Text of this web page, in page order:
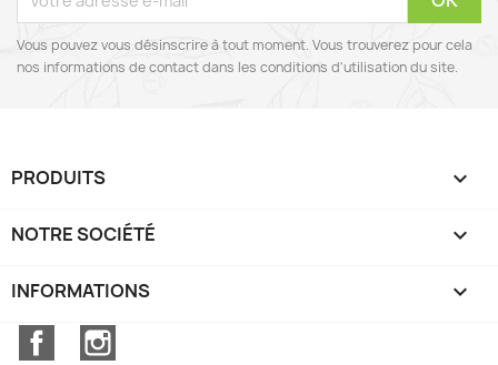
Vous pouvez vous désinscrire à tout moment. Vous trouverez pour cela
nos informations de contact dans les conditions d'utilisation du site.
PRODUITS 
NOTRE SOCIÉTÉ 
INFORMATIONS keyboard_arrow_down
Facebook